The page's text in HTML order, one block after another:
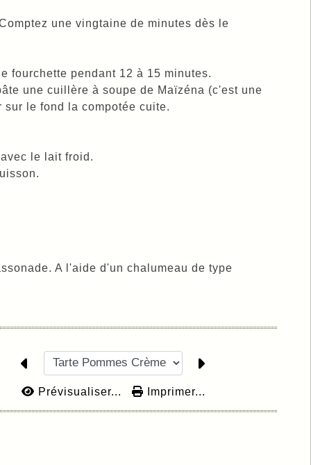
une vingtaine de minutes dès le
fourchette pendant 12 à 15 minutes.
une cuillère à soupe de Maïzéna (c'est une
le fond la compotée cuite.
le lait froid.
A l'aide d'un chalumeau de type
Prévisualiser... Imprimer...